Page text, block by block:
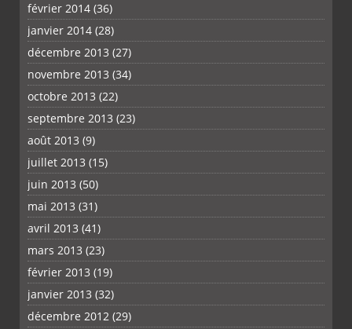
février 2014 (36)
janvier 2014 (28)
décembre 2013 (27)
novembre 2013 (34)
octobre 2013 (22)
septembre 2013 (23)
août 2013 (9)
juillet 2013 (15)
juin 2013 (50)
mai 2013 (31)
avril 2013 (41)
mars 2013 (23)
février 2013 (19)
janvier 2013 (32)
décembre 2012 (29)